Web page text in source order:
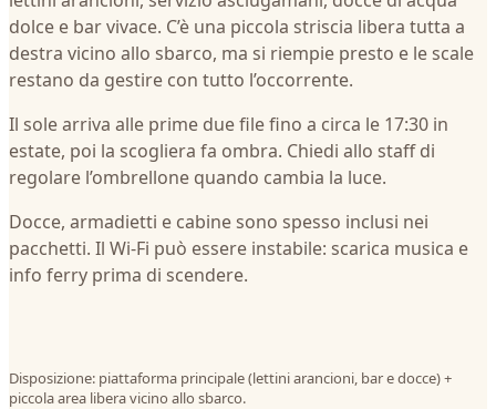
dolce e bar vivace. C’è una piccola striscia libera tutta a
destra vicino allo sbarco, ma si riempie presto e le scale
restano da gestire con tutto l’occorrente.
Il sole arriva alle prime due file fino a circa le 17:30 in
estate, poi la scogliera fa ombra. Chiedi allo staff di
regolare l’ombrellone quando cambia la luce.
Docce, armadietti e cabine sono spesso inclusi nei
pacchetti. Il Wi‑Fi può essere instabile: scarica musica e
info ferry prima di scendere.
Disposizione: piattaforma principale (lettini arancioni, bar e docce) +
piccola area libera vicino allo sbarco.